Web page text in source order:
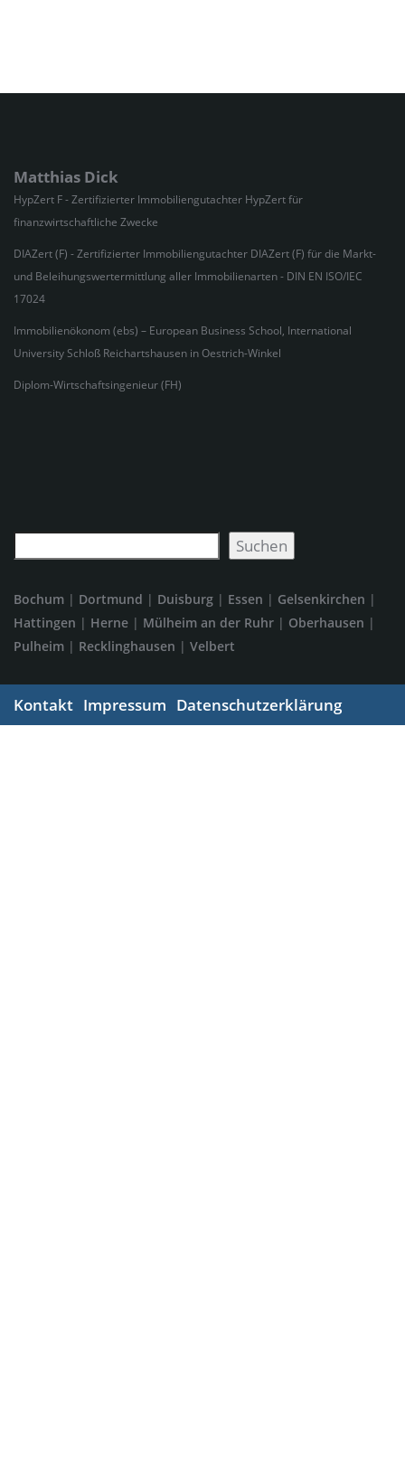
Matthias Dick
HypZert F - Zertifizierter Immobiliengutachter HypZert für
finanzwirtschaftliche Zwecke
DIAZert (F) - Zertifizierter Immobiliengutachter DIAZert (F) für die Markt-
und Beleihungswertermittlung aller Immobilienarten - DIN EN ISO/IEC
17024
Immobilienökonom (ebs) – European Business School, International
University Schloß Reichartshausen in Oestrich-Winkel
Diplom-Wirtschaftsingenieur (FH)
Suchen
Bochum | Dortmund | Duisburg | Essen | Gelsenkirchen |
Hattingen | Herne | Mülheim an der Ruhr | Oberhausen |
Pulheim | Recklinghausen | Velbert
Kontakt Impressum Datenschutzerklärung